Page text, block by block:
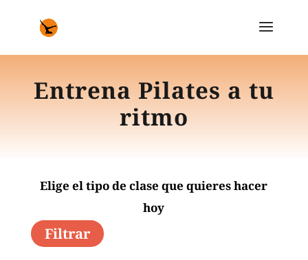
Entrena Pilates a tu
ritmo
Elige el tipo de clase que quieres hacer
hoy
Filtrar